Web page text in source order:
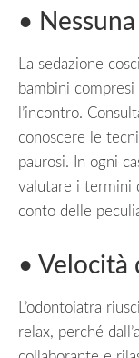
•
La sedazione
bambini
l’incontro.
conoscere le
paurosi. In ogni
valutare i termini
conto delle
• Velocità
L’odontoiatra
relax, perché